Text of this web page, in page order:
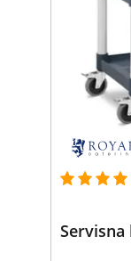
Servisna